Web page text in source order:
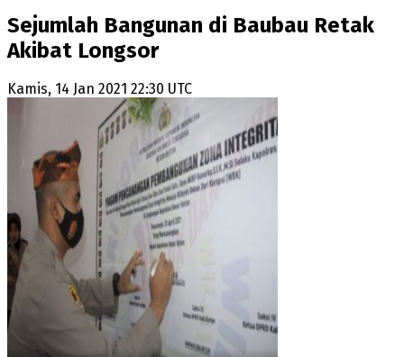
Sejumlah Bangunan di Baubau Retak
Akibat Longsor
Kamis, 14 Jan 2021 22:30 UTC